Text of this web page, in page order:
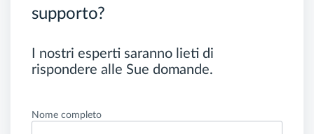
supporto?
I nostri esperti saranno lieti di
rispondere alle Sue domande.
Nome completo